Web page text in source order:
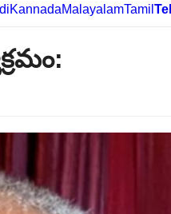
KannadaMalayalamTamil